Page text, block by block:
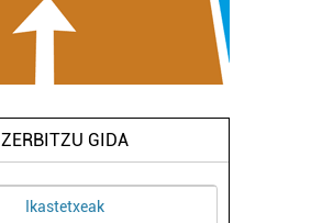
ZERBITZU GIDA